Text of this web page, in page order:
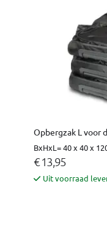
Opbergzak L voor
BxHxL= 40 x 40 x
€ 13,95
Uit voorraad